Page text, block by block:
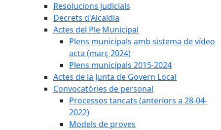
Resolucions judicials
Decrets d'Alcaldia
Actes del Ple Municipal
Plens municipals amb sistema de vídeo
acta (març 2024)
Plens municipals 2015-2024
Actes de la Junta de Govern Local
Convocatòries de personal
Processos tancats (anteriors a 28-04-
2022)
Models de proves